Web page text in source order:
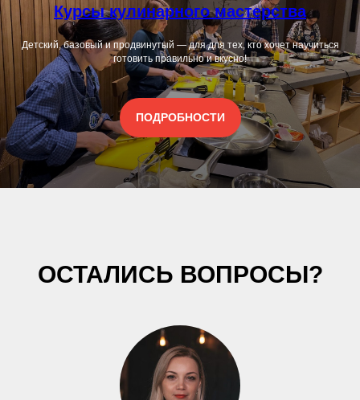
Курсы кулинарного мастерства
Детский, базовый и продвинутый — для для тех, кто хочет научиться
готовить правильно и вкусно!
ПОДРОБНОСТИ
ОСТАЛИСЬ ВОПРОСЫ?